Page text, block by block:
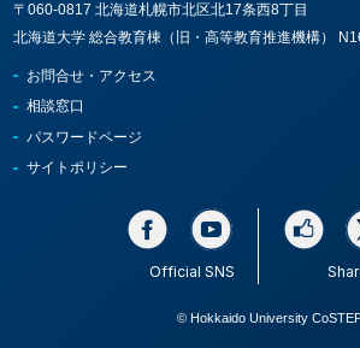
〒060-0817 北海道札幌市北区北17条西8丁目
北海道大学 総合教育棟（旧・高等教育推進機構）
お問合せ・アクセス
相談窓口
パスワードページ
サイトポリシー
Official SNS
© Hokkaido University